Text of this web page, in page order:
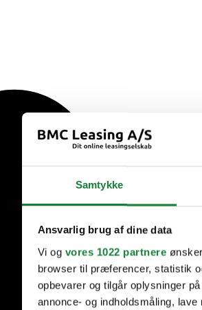
Samtykke
Ansvarlig brug af dine data
Vi og vores 1022 partnere
browser til præferencer, statistik
opbevarer og tilgår oplysninger
annonce- og indholdsmåling,